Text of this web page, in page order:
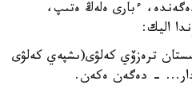
ءبارى ەلەڭ ەتىپ،
اليك:
ترەزۆي كەلۋى(ىشپەي كەلۋى
- دەگەن ەكەن.